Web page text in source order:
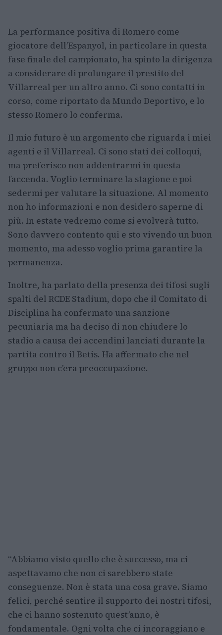
La performance positiva di Romero come
giocatore dell’Espanyol, in particolare in questa
fase finale del campionato, ha spinto la dirigenza
a considerare di prolungare il prestito del
Villarreal per un altro anno. Ci sono contatti in
corso, come riportato da Mundo Deportivo, e lo
stesso Romero lo conferma.
Il mio futuro è un argomento che riguarda i miei
agenti e il Villarreal. Ci sono stati dei colloqui,
ma preferisco non addentrarmi in questa
faccenda. Voglio terminare la stagione e poi
sedermi per valutare la situazione. Al momento
non ho informazioni e non desidero saperne di
più. In estate vedremo come si evolverà tutto.
Sono davvero contento qui e sto vivendo un buon
momento, ma adesso voglio prima garantire la
permanenza.
Inoltre, ha parlato della presenza dei tifosi sugli
spalti del RCDE Stadium, dopo che il Comitato di
Disciplina ha confermato una sanzione
pecuniaria ma ha deciso di non chiudere lo
stadio a causa dei accendini lanciati durante la
partita contro il Betis. Ha affermato che nel
gruppo non c’era preoccupazione.
“Abbiamo visto quello che è successo, ma ci
aspettavamo che non ci sarebbero state
conseguenze. Non è stata una cosa grave. Siamo
felici, perché sentire il supporto dei nostri tifosi,
che ci hanno sostenuto quest’anno, è
fondamentale. Ogni volta che ci incoraggiano e